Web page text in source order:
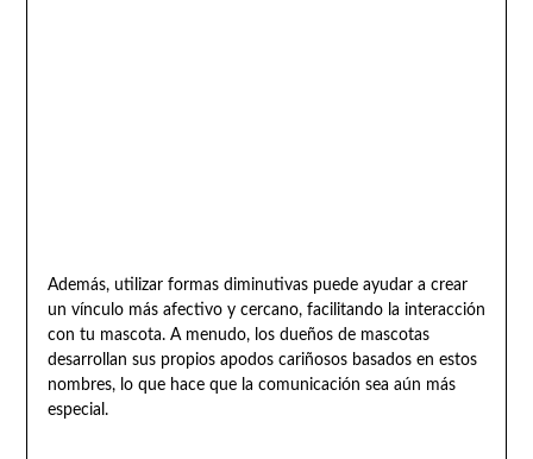
Además, utilizar formas diminutivas puede ayudar a crear
un vínculo más afectivo y cercano, facilitando la interacción
con tu mascota. A menudo, los dueños de mascotas
desarrollan sus propios apodos cariñosos basados en estos
nombres, lo que hace que la comunicación sea aún más
especial.